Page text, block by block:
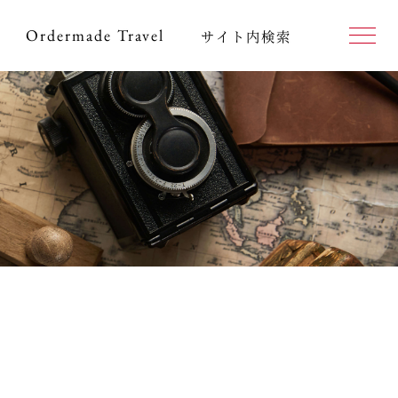
Ordermade Travel サイト内検索